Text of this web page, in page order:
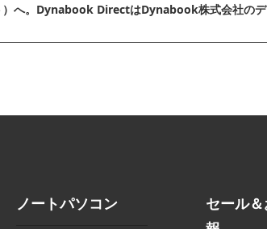
へ。Dynabook DirectはDynabook株式会社のデ
ノートパソコン
セール